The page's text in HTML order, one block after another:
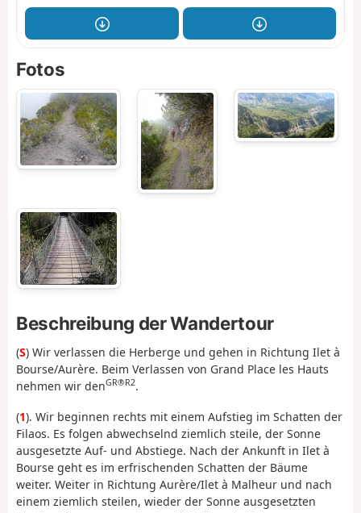
Fotos
Beschreibung der Wandertour
(S) Wir verlassen die Herberge und gehen in Richtung Ilet à
Bourse/Aurère. Beim Verlassen von Grand Place les Hauts
nehmen wir denGR®R2.
(1). Wir beginnen rechts mit einem Aufstieg im Schatten der
Filaos. Es folgen abwechselnd ziemlich steile, der Sonne
ausgesetzte Auf- und Abstiege. Nach der Ankunft in Ilet à
Bourse geht es im erfrischenden Schatten der Bäume
weiter. Weiter in Richtung Aurère/Ilet à Malheur und nach
einem ziemlich steilen, wieder der Sonne ausgesetzten